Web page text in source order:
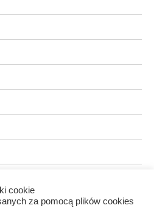
cookie
za pomocą plików cookies